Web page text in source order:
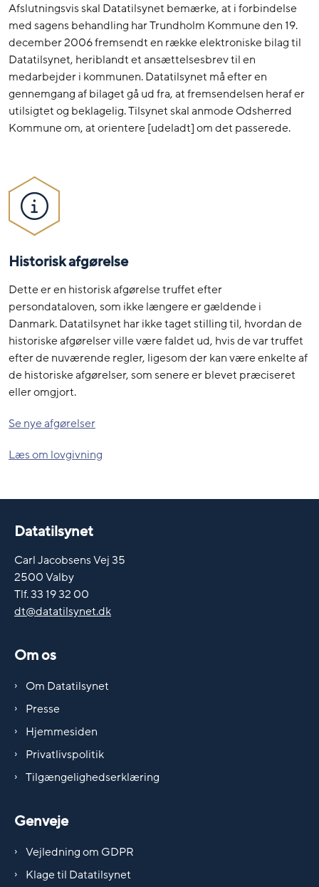
Afslutningsvis skal Datatilsynet bemærke, at i forbindelse
med sagens behandling har Trundholm Kommune den 19.
december 2006 fremsendt en række elektroniske bilag til
Datatilsynet, heriblandt et ansættelsesbrev til en
medarbejder i kommunen. Datatilsynet må efter en
gennemgang af bilaget gå ud fra, at fremsendelsen heraf er
utilsigtet og beklagelig. Tilsynet skal anmode Odsherred
Kommune om, at orientere [udeladt] om det passerede.
Historisk afgørelse
Dette er en historisk afgørelse truffet efter
persondataloven, som ikke længere er gældende i
Danmark. Datatilsynet har ikke taget stilling til, hvordan de
historiske afgørelser ville være faldet ud, hvis de var truffet
efter de nuværende regler, ligesom der kan være enkelte af
de historiske afgørelser, som senere er blevet præciseret
eller omgjort.
Se nye afgørelser
Læs om lovgivning
Datatilsynet
Carl Jacobsens Vej 35
2500 Valby
Tlf. 33 19 32 00
dt@datatilsynet.dk
Om os
Om Datatilsynet
Presse
Hjemmesiden
Privatlivspolitik
Tilgængelighedserklæring
Genveje
Vejledning om GDPR
Klage til Datatilsynet